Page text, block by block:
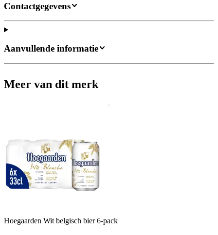
Contactgegevens
Aanvullende informatie
Meer van dit merk
Hoegaarden Wit belgisch bier 6-pack